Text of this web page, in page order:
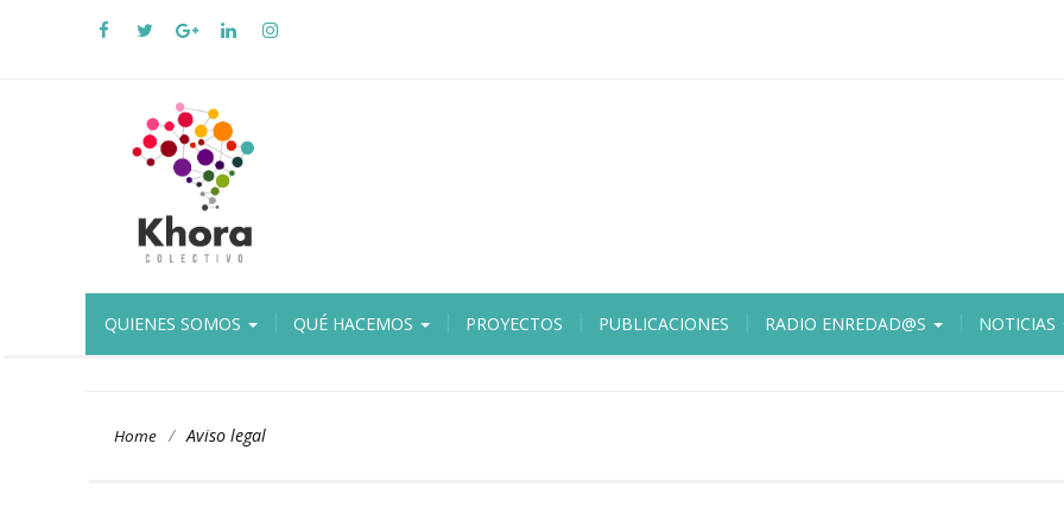
QUIENES SOMOS QUÉ HACEMOS PROYECTOS PUBLICACIONES RADIO ENREDAD@S NOTICIAS
Home / Aviso legal